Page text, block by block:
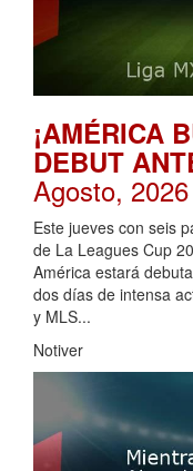
¡AMÉRICA
DEBUT
Agosto,
Este jueves con seis
de La Leagues Cup
América estará
dos días de intensa
y MLS...
Notiver